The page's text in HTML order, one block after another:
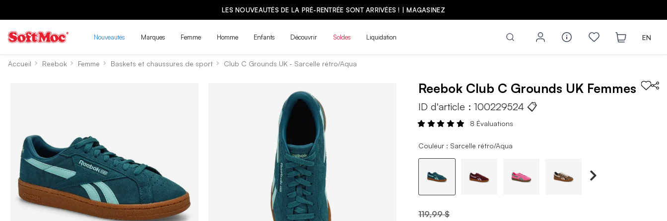
LES NOUVEAUTÉS DE LA PRÉ-RENTRÉE SONT ARRIVÉES ! | MAGASINEZ
Nouveautés Marques Femme Homme Enfants Découvrir Soldes Liquidation EN
Accueil Reebok Femme Baskets et chaussures de sport Club C Grounds UK - Sarcelle rétro/Aqua
Reebok Club C Grounds UK Femmes
ID d'article :100229524 📋
8 Évaluations
Couleur : Sarcelle rétro/Aqua
119,99 $